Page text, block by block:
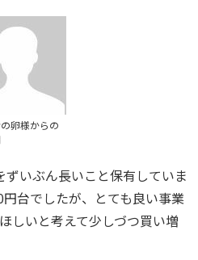
卵様からの
ずいぶん長いこと保有していま
台でしたが、とても良い事業
しいと考えて少しづつ買い増